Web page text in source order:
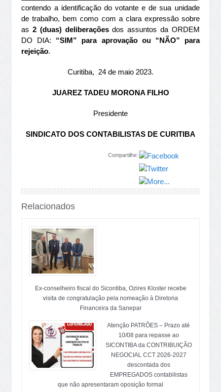
contendo a identificação do votante e de sua unidade
de trabalho, bem como com a clara expressão sobre
as2 (duas) deliberaçõesdos assuntos da ORDEM
DO DIA: “SIM” para aprovação ou “NÃO” para
rejeição.
Curitiba, 24 de maio 2023.
JUAREZ TADEU MORONA FILHO
Presidente
SINDICATO DOS CONTABILISTAS DE CURITIBA
Compartilhe:
Relacionados
Ex-conselheiro fiscal do Sicontiba, Ozires Kloster recebe
visita de congratulação pela nomeação à Diretoria
Financeira da Sanepar
Atenção PATRÕES – Prazo até
10/08 para repasse ao
SICONTIBA da CONTRIBUIÇÃO
NEGOCIAL CCT 2026-2027
descontada dos
EMPREGADOS contabilistas
que não apresentaram oposição formal